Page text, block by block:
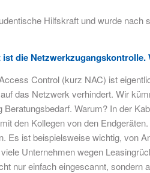
Hilfskraft und wurde
die Netzwerkzugangskontrolle.
Control (kurz NAC) ist
das Netzwerk verhindert. Wir
Warum? In der
den Kollegen von den
Es ist beispielsweise wichtig, von
Unternehmen wegen
nur einfach eingescannt,